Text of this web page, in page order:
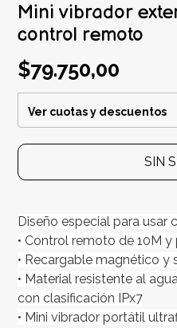
Mini vibrador
control remoto
$79.750,00
Ver cuotas y descuentos
SIN
Diseño especial para usar
• Control remoto de 10M
• Recargable magnético y
• Material resistente al
con clasificación IPx7
• Mini vibrador portátil